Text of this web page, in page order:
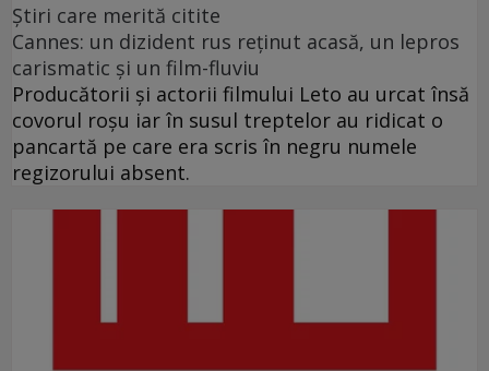
Ştiri care merită citite
Cannes: un dizident rus reţinut acasă, un lepros
carismatic şi un film-fluviu
Producătorii şi actorii filmului Leto au urcat însă
covorul roşu iar în susul treptelor au ridicat o
pancartă pe care era scris în negru numele
regizorului absent.